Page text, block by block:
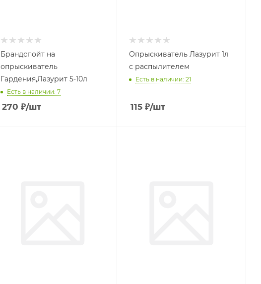
Брандспойт на
опрыскиватель
Гардения,Лазурит 5-10л
Есть в наличии: 7
270 ₽/шт
Опрыскиватель Лазурит 1л
с распылителем
Есть в наличии: 21
115 ₽/шт